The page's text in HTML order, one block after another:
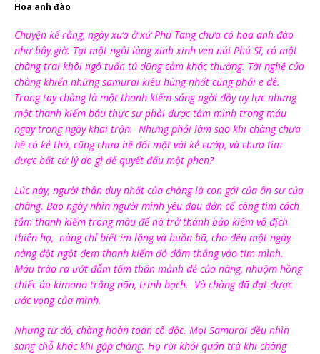
Hoa anh đào
Chuyện kể rằng, ngày xưa ở xứ Phù Tang chưa có hoa anh đào
như bây giờ. Tại một ngôi làng xinh xinh ven núi Phú Sĩ, có một
chàng trai khôi ngô tuấn tú dũng cảm khác thường. Tài nghệ của
chàng khiến những samurai kiêu hùng nhất cũng phải e dè.
Trong tay chàng là một thanh kiếm sáng ngời đầy uy lực nhưng
một thanh kiếm báu thực sự phải được tắm mình trong máu
ngay trong ngày khai trận. Nhưng phải làm sao khi chàng chưa
hề có kẻ thù, cũng chưa hề đối mặt với kẻ cướp, và chưa tìm
được bất cứ lý do gì để quyết đấu một phen?
Lúc này, người thân duy nhất của chàng là con gái của ân sư của
chàng. Bao ngày nhìn người mình yêu đau đớn cố công tìm cách
tắm thanh kiếm trong máu để nó trở thành bảo kiếm vô địch
thiên hạ, nàng chỉ biết im lặng và buồn bã, cho đến một ngày
nàng đột ngột đem thanh kiếm đó đâm thẳng vào tim mình.
Máu trào ra ướt đẫm tấm thân mảnh dẻ của nàng, nhuộm hồng
chiếc áo kimono trắng nõn, trinh bạch. Và chàng đã đạt được
ước vọng của mình.
Nhưng từ đó, chàng hoàn toàn cô độc. Mọi Samurai đều nhìn
sang chỗ khác khi gặp chàng. Họ rời khỏi quán trà khi chàng